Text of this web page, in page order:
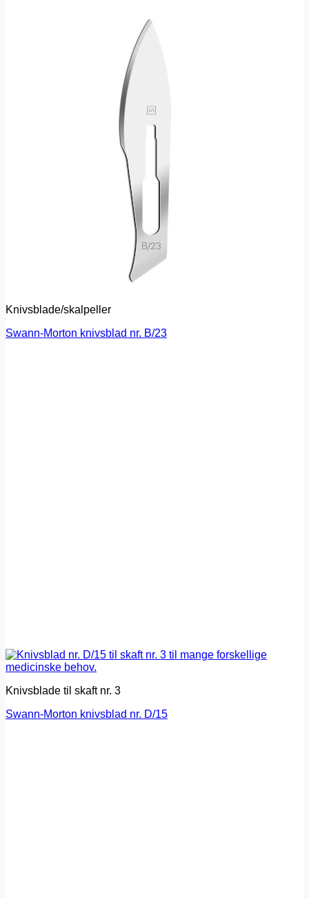
Knivsblade/skalpeller
Swann-Morton knivsblad nr. B/23
Knivsblade til skaft nr. 3
Swann-Morton knivsblad nr. D/15